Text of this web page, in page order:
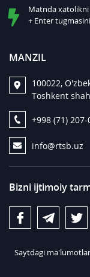
Matnda xatolikni
+ Enter
MANZIL
100022,
Toshkent
+998 (71)
info@rtsb.uz
Bizni ijtimoiy
Saytdagi